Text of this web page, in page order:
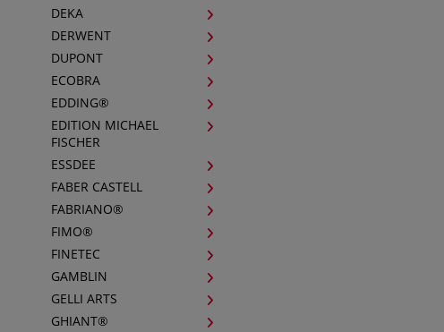
DEKA
DERWENT
DUPONT
ECOBRA
EDDING®
EDITION MICHAEL
FISCHER
ESSDEE
FABER CASTELL
FABRIANO®
FIMO®
FINETEC
GAMBLIN
GELLI ARTS
GHIANT®